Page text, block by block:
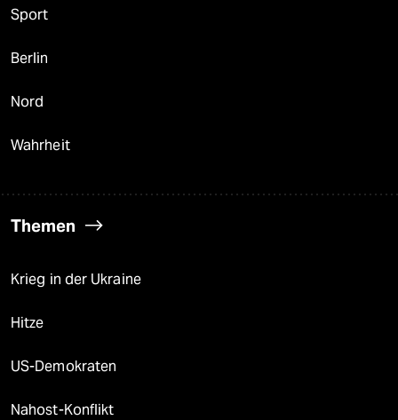
Sport
Berlin
Nord
Wahrheit
Themen
Krieg in der Ukraine
Hitze
US-Demokraten
Nahost-Konflikt